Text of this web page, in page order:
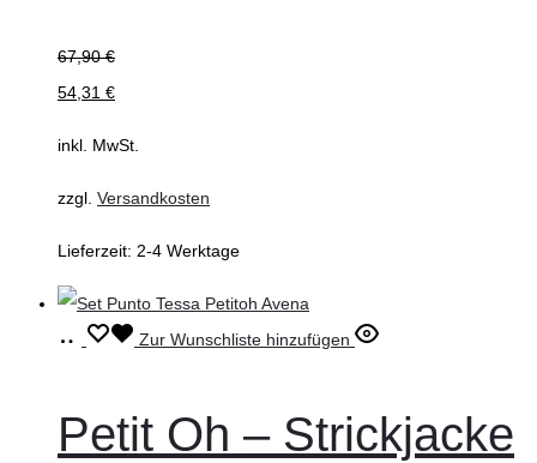
Optionen
können
Produktseite
67,90€
54,31 €
inkl. MwSt.
zzgl. Versandkosten
Lieferzeit: 2-4 Werktage
Ausführung
Dieses
mehrere
Zur Wunschliste hinzufügen
Petit Oh – Strickjacke